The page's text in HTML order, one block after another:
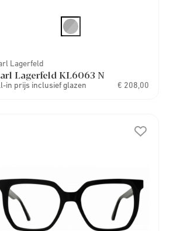
Lagerfeld
Lagerfeld KL6063 N
in prijs inclusief glazen € 208,00